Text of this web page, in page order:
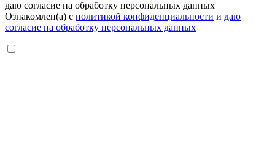
даю согласие на обработку персональных данных
Ознакомлен(а) с политикой конфиденциальности и даю
согласие на обработку персональных данных